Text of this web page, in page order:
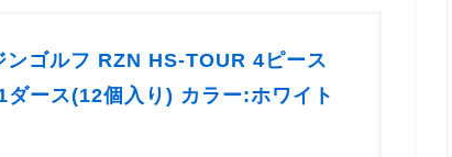
ゴルフ RZN HS-TOUR 4ピース
ダース(12個入り) カラー:ホワイト